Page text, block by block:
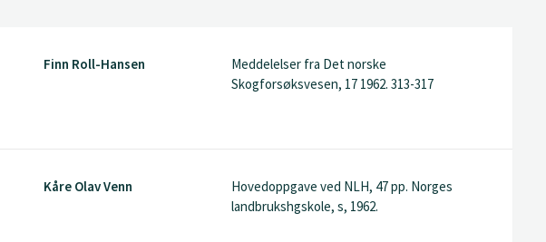
Finn Roll-Hansen
Meddelelser fra Det norske
Skogforsøksvesen, 17 1962. 313-317
Kåre Olav Venn
Hovedoppgave ved NLH, 47 pp. Norges
landbrukshgskole, s, 1962.